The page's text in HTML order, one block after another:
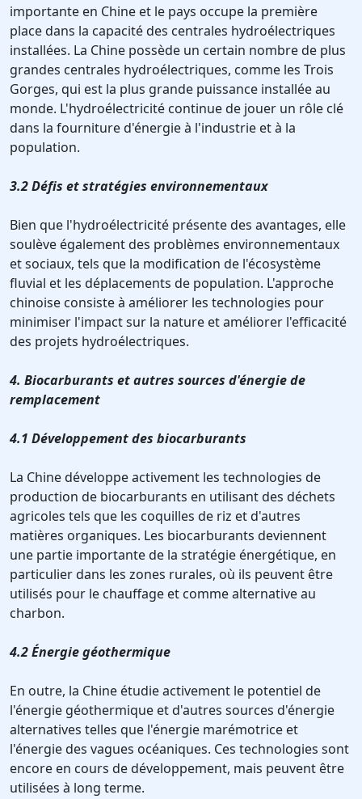
importante en Chine et le pays occupe la première
place dans la capacité des centrales hydroélectriques
installées. La Chine possède un certain nombre de plus
grandes centrales hydroélectriques, comme les Trois
Gorges, qui est la plus grande puissance installée au
monde. L'hydroélectricité continue de jouer un rôle clé
dans la fourniture d'énergie à l'industrie et à la
population.
3.2 Défis et stratégies environnementaux
Bien que l'hydroélectricité présente des avantages, elle
soulève également des problèmes environnementaux
et sociaux, tels que la modification de l'écosystème
fluvial et les déplacements de population. L'approche
chinoise consiste à améliorer les technologies pour
minimiser l'impact sur la nature et améliorer l'efficacité
des projets hydroélectriques.
4. Biocarburants et autres sources d'énergie de
remplacement
4.1 Développement des biocarburants
La Chine développe activement les technologies de
production de biocarburants en utilisant des déchets
agricoles tels que les coquilles de riz et d'autres
matières organiques. Les biocarburants deviennent
une partie importante de la stratégie énergétique, en
particulier dans les zones rurales, où ils peuvent être
utilisés pour le chauffage et comme alternative au
charbon.
4.2 Énergie géothermique
En outre, la Chine étudie activement le potentiel de
l'énergie géothermique et d'autres sources d'énergie
alternatives telles que l'énergie marémotrice et
l'énergie des vagues océaniques. Ces technologies sont
encore en cours de développement, mais peuvent être
utilisées à long terme.